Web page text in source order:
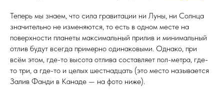
Теперь мы знаем, что сила гравитации ни Луны, ни Солнца
значительно не изменяются, то есть в одном месте на
поверхности планеты максимальный прилив и минимальный
отлив будут всегда примерно одинаковыми. Однако, при
всём этом, где-то высота отлива составляет пол-метра, где-
то три, а где-то и целых шестнадцать (это место называется
Залив Фанди в Канаде — на фото ниже).